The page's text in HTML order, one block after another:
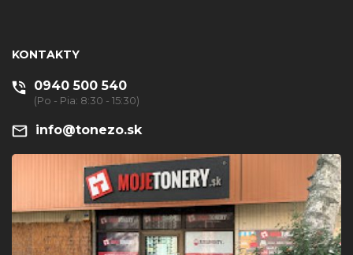
KONTAKTY
0940 500 540
(Po - Pia: 8:30 - 15:30)
info@tonezo.sk